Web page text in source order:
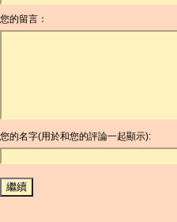
您的留言：
您的名字(用於和您的評論一起顯示):